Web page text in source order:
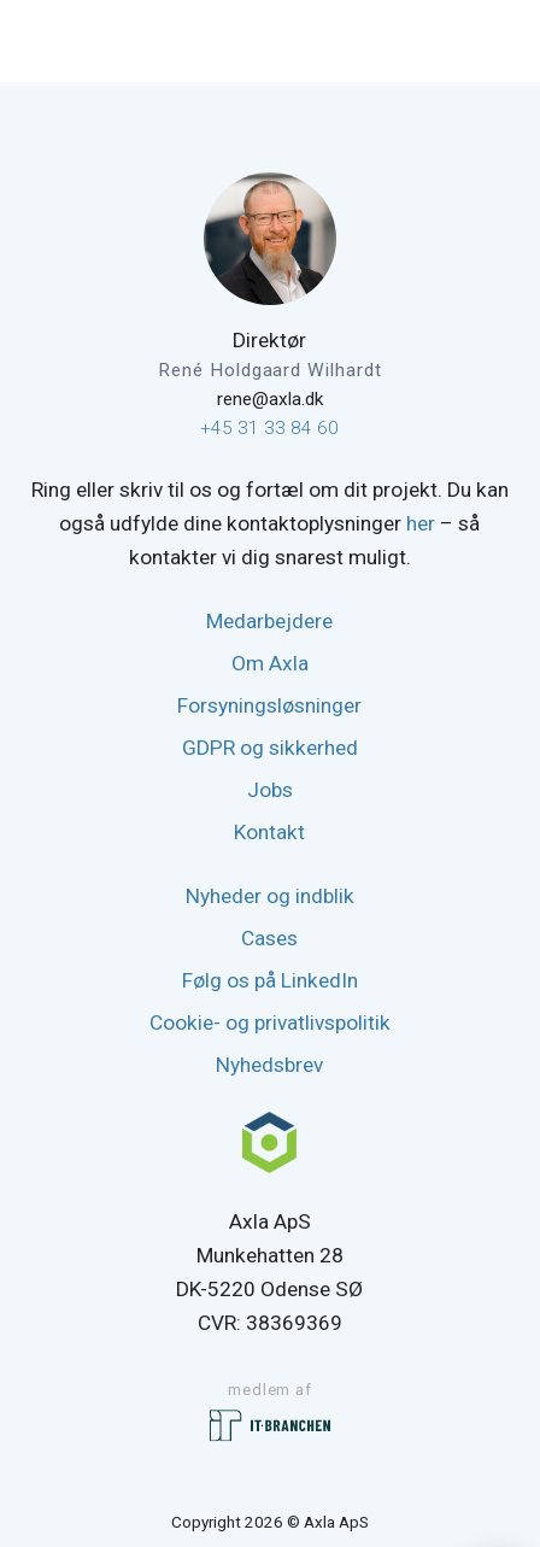
Direktør
René Holdgaard Wilhardt
rene@axla.dk
+45 31 33 84 60
Ring eller skriv til os og fortæl om dit projekt. Du kan
også udfylde dine kontaktoplysninger her – så
kontakter vi dig snarest muligt.
Medarbejdere
Om Axla
Forsyningsløsninger
GDPR og sikkerhed
Jobs
Kontakt
Nyheder og indblik
Cases
Følg os på LinkedIn
Cookie- og privatlivspolitik
Nyhedsbrev
Axla ApS
Munkehatten 28
DK-5220 Odense SØ
CVR: 38369369
medlem af
Copyright 2026 © Axla ApS